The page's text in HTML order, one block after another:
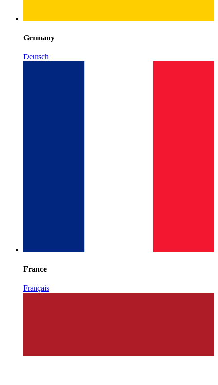
Germany
Deutsch
France
Français